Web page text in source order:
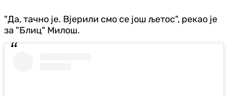
"Да, тачно је. Вјерили смо се још љетос", рекао је
за "Блиц" Милош.